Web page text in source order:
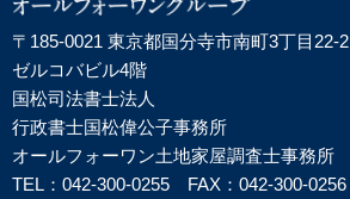
〒185-0021 東京都国分寺市南町3丁目22-2
ゼルコバビル4階
国松司法書士法人
行政書士国松偉公子事務所
オールフォーワン土地家屋調査士事務所
TEL：042-300-0255 FAX：042-300-0256